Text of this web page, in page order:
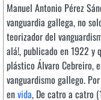
Manuel Antonio Pérez
vanguardia gallega, no
teorizador del
alá!, publicado en 1922 y
plástico Álvaro Cebreiro,
vanguardismo gallego.
envida, De catro a catro